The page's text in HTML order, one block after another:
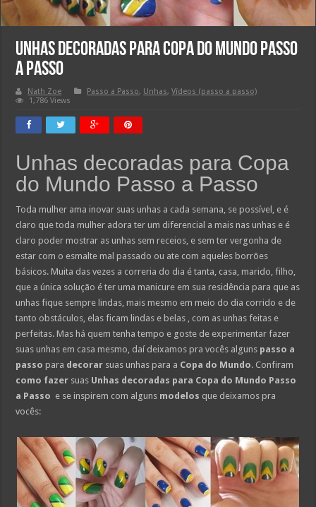
Unhas decoradas para Copa do Mundo Passo
a Passo
Nath Zoe Passo a Passo, Unhas,Vídeos (passo a passo)
1,786 Views
Unhas decoradas para Copa
do Mundo Passo a Passo
Toda mulher ama inovar suas unhas a cada semana, se possível, e é
claro que toda mulher adora ter um diferencial a mais nas unhas e é
claro poder mostrar as unhas sem receios, e sem ter vergonha de
estar com o esmalte mal passado ou ate com aqueles borrões
básicos. Muita das vezes a correria do dia é tanta, casa, marido, filho,
que a única solução é ter uma manicure em sua residência para que as
unhas fique sempre lindas, mais mesmo em meio do dia corrido e de
tanto obstáculos, elas ficam lindas e belas , com as unhas feitas e
perfeitas. Mas há quem tenha tempo e goste de experimentar fazer
suas unhas em casa mesmo, daí deixamos pra vocês alguns passo a
passo para decorar suas unhas para a Copa do Mundo. Confiram
como fazer suas Unhas decoradas para Copa do Mundo Passo
a Passo e se inspirem com alguns modelos que deixamos pra
vocês: